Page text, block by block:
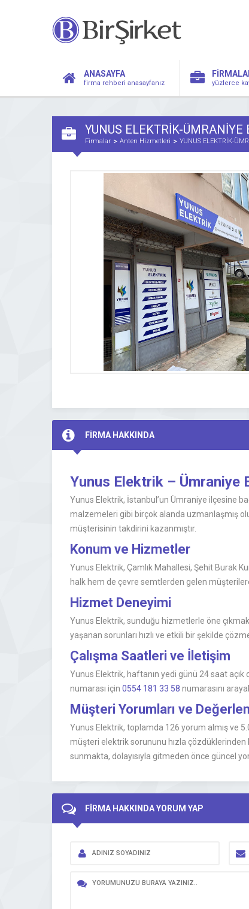
ANASAYFA
firma rehberi anasayfanız yüzlerce
YUNUS ELEKTRİK-ÜMRANİYE
Firmalar Anten Hizmetleri YUNUS ELEKTRİK-
FİRMA HAKKINDA
Yunus Elektrik – Ümraniye
Yunus Elektrik, İstanbul’un Ümraniye ilçesine
malzemeleri gibi birçok alanda uzmanlaşmış
müşterisinin takdirini kazanmıştır.
Konum ve Hizmetler
Yunus Elektrik, Çamlık Mahallesi, Şehit Burak
halk hem de çevre semtlerden gelen
Hizmet Deneyimi
Yunus Elektrik, sunduğu hizmetlerle öne
yaşanan sorunları hızlı ve etkili bir şekilde
Çalışma Saatleri ve İletişim
Yunus Elektrik, haftanın yedi günü 24 saat
numarası için 0554 181 33 58 numarasını
Müşteri Yorumları ve
Yunus Elektrik, toplamda 126 yorum almış ve
müşteri elektrik sorununu hızla çözdüklerinden
sunmakta, dolayısıyla gitmeden önce güncel
FİRMA HAKKINDA YORUM YAP